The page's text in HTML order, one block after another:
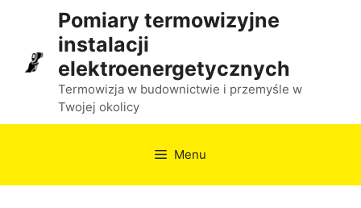
treści
Pomiary termowizyjne
instalacji
elektroenergetycznych
Termowizja w budownictwie i przemyśle w
Twojej okolicy
Menu